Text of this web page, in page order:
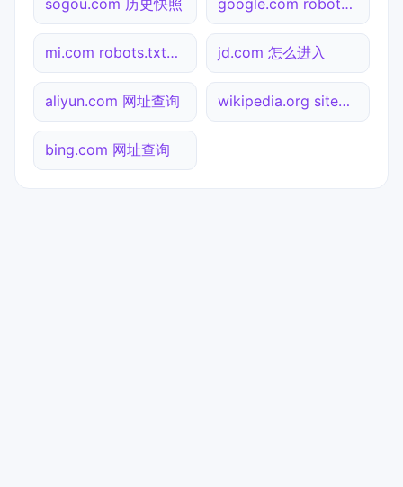
sogou.com 历史快照 google.com robots.txt检测
mi.com robots.txt检测 jd.com 怎么进入
aliyun.com 网址查询 wikipedia.org sitemap.xml检测
bing.com 网址查询